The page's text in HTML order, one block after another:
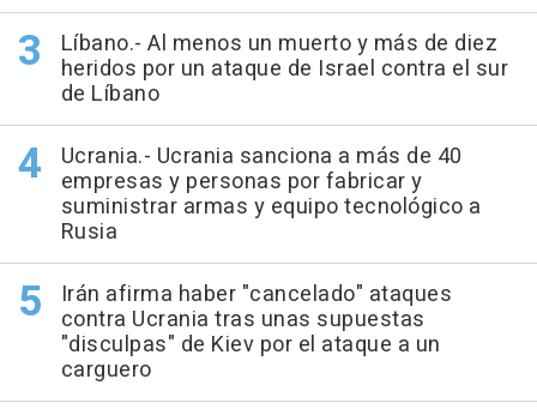
Líbano.- Al menos un muerto y más de diez
heridos por un ataque de Israel contra el sur
de Líbano
Ucrania.- Ucrania sanciona a más de 40
empresas y personas por fabricar y
suministrar armas y equipo tecnológico a
Rusia
Irán afirma haber "cancelado" ataques
contra Ucrania tras unas supuestas
"disculpas" de Kiev por el ataque a un
carguero